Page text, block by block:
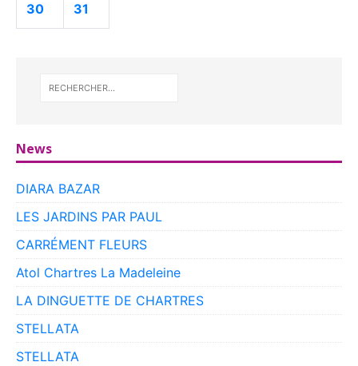
30 31
News
DIARA BAZAR
LES JARDINS PAR PAUL
CARRÉMENT FLEURS
Atol Chartres La Madeleine
LA DINGUETTE DE CHARTRES
STELLATA
STELLATA